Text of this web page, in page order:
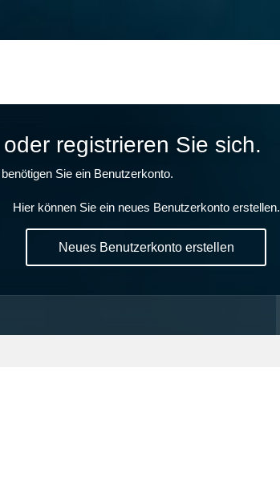
registrieren Sie sich.
Sie ein Benutzerkonto.
Hier können Sie ein neues Benutzerkonto erstellen.
Neues Benutzerkonto erstellen